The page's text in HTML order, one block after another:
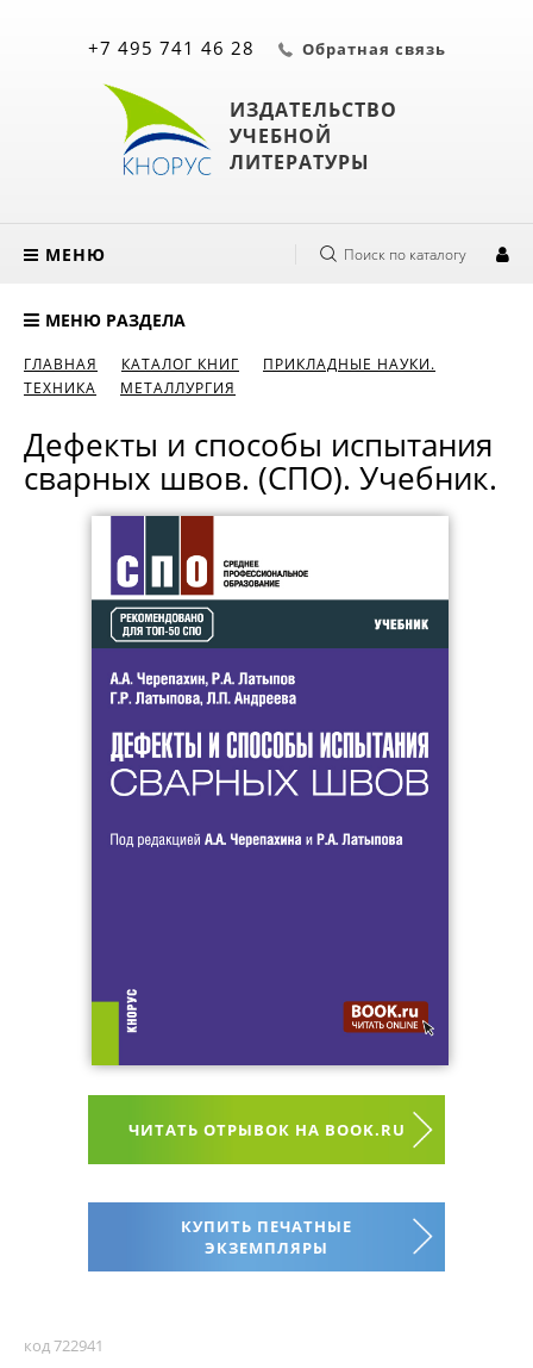
ИЗДАТЕЛЬСТВО
УЧЕБНОЙ
ЛИТЕРАТУРЫ
+7 495 741 46 28 Обратная связь
МЕНЮ Поиск по каталогу
МЕНЮ РАЗДЕЛА
ГЛАВНАЯ КАТАЛОГ КНИГ
ПРИКЛАДНЫЕ НАУКИ.
ТЕХНИКА
МЕТАЛЛУРГИЯ
Дефекты и способы испытания
сварных швов. (СПО). Учебник.
ЧИТАТЬ ОТРЫВОК НА BOOK.RU
КУПИТЬ ПЕЧАТНЫЕ
ЭКЗЕМПЛЯРЫ
код 722941